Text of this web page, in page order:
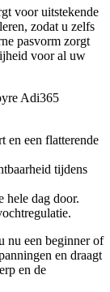
voor uitstekende
zodat u zelfs
pasvorm zorgt
voor al uw
Adi365
en een flatterende
tijdens
hele dag door.
nu een beginner of
en draagt
en de